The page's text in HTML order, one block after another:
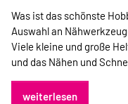
Was ist das schönste
Auswahl an
Viele kleine und große
und das Nähen und
weiterlesen